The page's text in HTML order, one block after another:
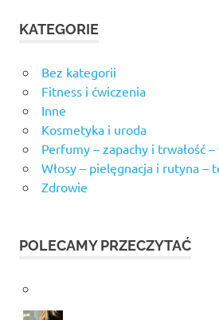
KATEGORIE
Bez kategorii
Fitness i ćwiczenia
Inne
Kosmetyka i uroda
Perfumy – zapachy i trwałość
Włosy – pielęgnacja i rutyna –
Zdrowie
POLECAMY PRZECZYTAĆ